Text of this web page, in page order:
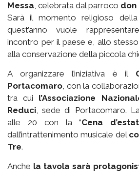
Messa, celebrata dal parroco don
Sarà il momento religioso
quest’anno vuole
incontro per il paese e, allo
alla conservazione della piccola
A organizzare l’iniziativa è il
Portacomaro, con la
tra cui l’Associazione
Reduci, sede di Portacomaro.
alle 20 con la “Cena
dall’intrattenimento musicale del
Tre.
Anche la tavola sarà